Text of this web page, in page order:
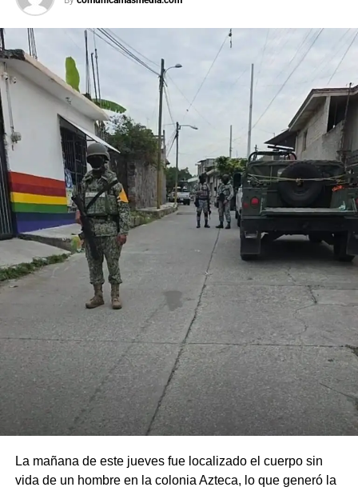
afirmó que el peso mexicano se mantiene estable frente
al dólar y reiteró que el país es seguro para visitantes,
tras los recientes incidentes registrados durante
celebraciones en la capital.
La mañana de este jueves fue localizado el cuerpo sin
vida de un hombre en la colonia Azteca, lo que generó la